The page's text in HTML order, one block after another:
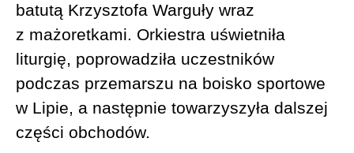
batutą Krzysztofa Warguły wraz
z mażoretkami. Orkiestra uświetniła
liturgię, poprowadziła uczestników
podczas przemarszu na boisko sportowe
w Lipie, a następnie towarzyszyła dalszej
części obchodów.